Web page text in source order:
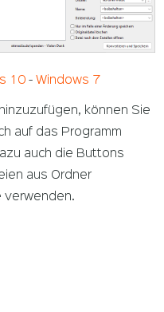
10 -Windows 7
können Sie
auf das Programm
auch die Buttons
aus Ordner
verwenden.